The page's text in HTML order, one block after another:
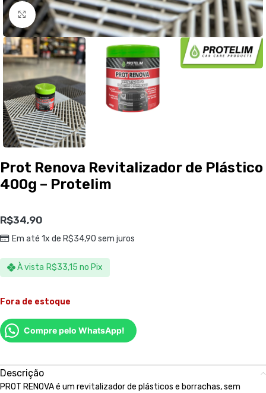
Clique para ampliar
Prot Renova Revitalizador de Plástico
400g – Protelim
R$34,90
Em até 1x de R$34,90 sem juros
À vista R$33,15 no Pix
Fora de estoque
Compre pelo WhatsApp!
Descrição
PROT RENOVA é um revitalizador de plásticos e borrachas, sem